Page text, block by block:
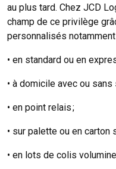
au plus tard. Chez JCD
champ de ce privilège
personnalisés notamment
• en standard ou en
• à domicile avec ou sans
• en point relais ;
• sur palette ou en carton
• en lots de colis